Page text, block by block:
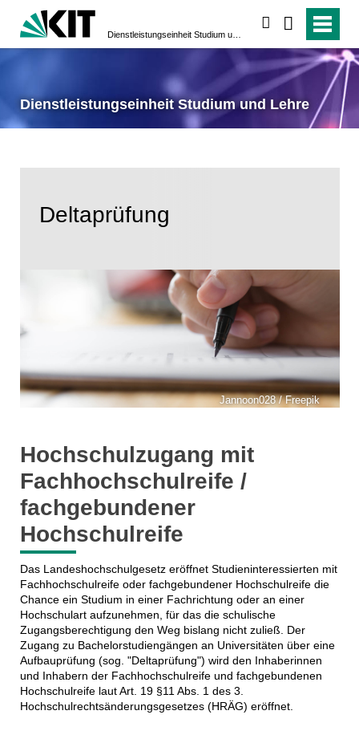
Dienstleistungseinheit Studium und Lehre
Delta­prüfung
Jannoon028 / Freepik
Hochschulzugang mit
Fachhochschulreife /
fachgebundener
Hochschulreife
Das Landeshochschulgesetz eröffnet Studieninteressierten mit
Fachhochschulreife oder fachgebundener Hochschulreife die
Chance ein Studium in einer Fachrichtung oder an einer
Hochschulart aufzunehmen, für das die schulische
Zugangsberechtigung den Weg bislang nicht zuließ. Der
Zugang zu Bachelorstudiengängen an Universitäten über eine
Aufbauprüfung (sog. "Deltaprüfung") wird den Inhaberinnen
und Inhabern der Fachhochschulreife und fachgebundenen
Hochschulreife laut Art. 19 §11 Abs. 1 des 3.
Hochschulrechtsänderungsgesetzes (HRÄG) eröffnet.